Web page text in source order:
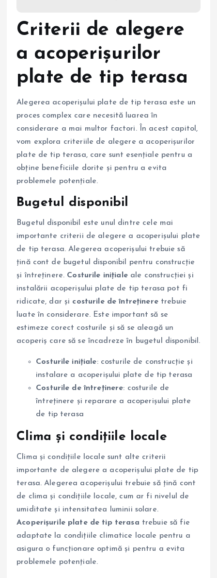
Criterii de alegere
a acoperișurilor
plate de tip terasa
Alegerea acoperișului plate de tip terasa este un
proces complex care necesită luarea în
considerare a mai multor factori. În acest capitol,
vom explora criteriile de alegere a acoperișurilor
plate de tip terasa, care sunt esențiale pentru a
obține beneficiile dorite și pentru a evita
problemele potențiale.
Bugetul disponibil
Bugetul disponibil este unul dintre cele mai
importante criterii de alegere a acoperișului plate
de tip terasa. Alegerea acoperișului trebuie să
țină cont de bugetul disponibil pentru construcție
și întreținere. Costurile inițialeale construcției și
instalării acoperișului plate de tip terasa pot fi
ridicate, dar și costurile de întrețineretrebuie
luate în considerare. Este important să se
estimeze corect costurile și să se aleagă un
acoperiș care să se încadreze în bugetul disponibil.
Costurile inițiale: costurile de construcție și
instalare a acoperișului plate de tip terasa
Costurile de întreținere: costurile de
întreținere și reparare a acoperișului plate
de tip terasa
Clima și condițiile locale
Clima și condițiile locale sunt alte criterii
importante de alegere a acoperișului plate de tip
terasa. Alegerea acoperișului trebuie să țină cont
de clima și condițiile locale, cum ar fi nivelul de
umiditate și intensitatea luminii solare.
Acoperișurile plate de tip terasa trebuie să fie
adaptate la condițiile climatice locale pentru a
asigura o funcționare optimă și pentru a evita
problemele potențiale.